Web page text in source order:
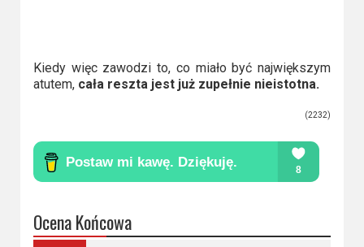
Kiedy więc zawodzi to, co miało być największym
atutem, cała reszta jest już zupełnie nieistotna.
(2232)
Ocena Końcowa